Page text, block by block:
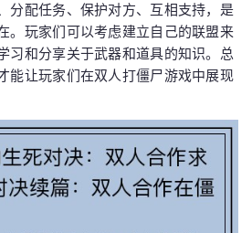
分配任务、保护对方、互相支持，是
。玩家们可以考虑建立自己的联盟来
习和分享关于武器和道具的知识。总
能让玩家们在双人打僵尸游戏中展现